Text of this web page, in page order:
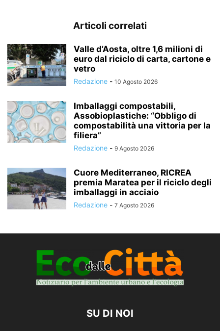
Articoli correlati
Valle d’Aosta, oltre 1,6 milioni di
euro dal riciclo di carta, cartone e
vetro
Redazione - 10 Agosto 2026
Imballaggi compostabili,
Assobioplastiche: “Obbligo di
compostabilità una vittoria per la
filiera”
Redazione - 9 Agosto 2026
Cuore Mediterraneo, RICREA
premia Maratea per il riciclo degli
imballaggi in acciaio
Redazione - 7 Agosto 2026
SU DI NOI